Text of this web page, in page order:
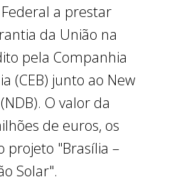
a prestar
da União na
pela Companhia
(CEB) junto ao New
O valor da
de euros, os
projeto "Brasília –
Solar".